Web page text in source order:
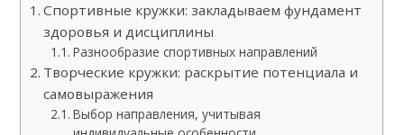
Спортивные кружки: закладываем фундамент
здоровья и дисциплины
Разнообразие спортивных направлений
Творческие кружки: раскрытие потенциала и
самовыражения
Выбор направления, учитывая